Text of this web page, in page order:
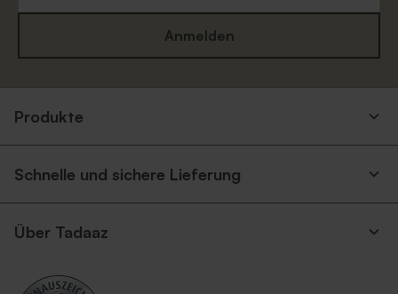
Anmelden
Produkte
Schnelle und sichere Lieferung
Über Tadaaz